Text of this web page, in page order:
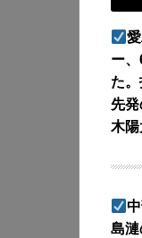
ー
た
先
木陽
島